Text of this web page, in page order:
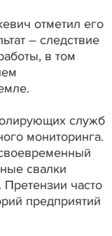
отметил его
– следствие
в том
служб
мониторинга.
свалки
часто
предприятий